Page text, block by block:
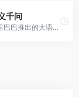
千问
阿里巴巴推出的大语言模型平台，提供对话问答、文档处理、图像理解、代码编写等全方位AI服务。面向企业用户和个人开发者，集成阿里云生态，支持多模态交互，企业级安全保障。